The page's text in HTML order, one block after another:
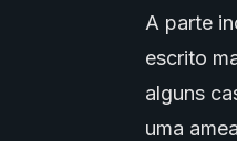
A parte
escrito
alguns
uma